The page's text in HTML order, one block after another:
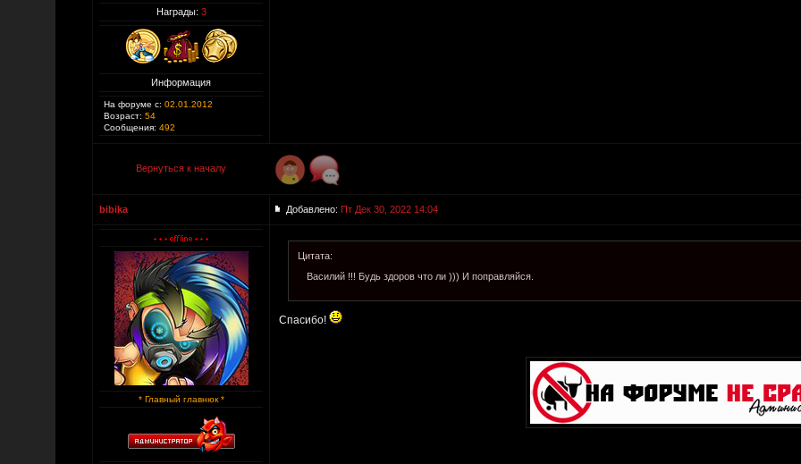
Награды: 3
Информация
На форуме с: 02.01.2012
Возраст: 54
Сообщения: 492
Вернуться к началу
bibika Добавлено: Пт Дек 30, 2022 14:04
* Главный главнюк *
Цитата:
Василий !!! Будь здоров что ли ))) И поправляйся.
Спасибо!